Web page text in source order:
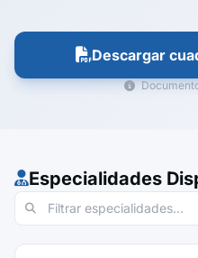
Descargar
Especialidades